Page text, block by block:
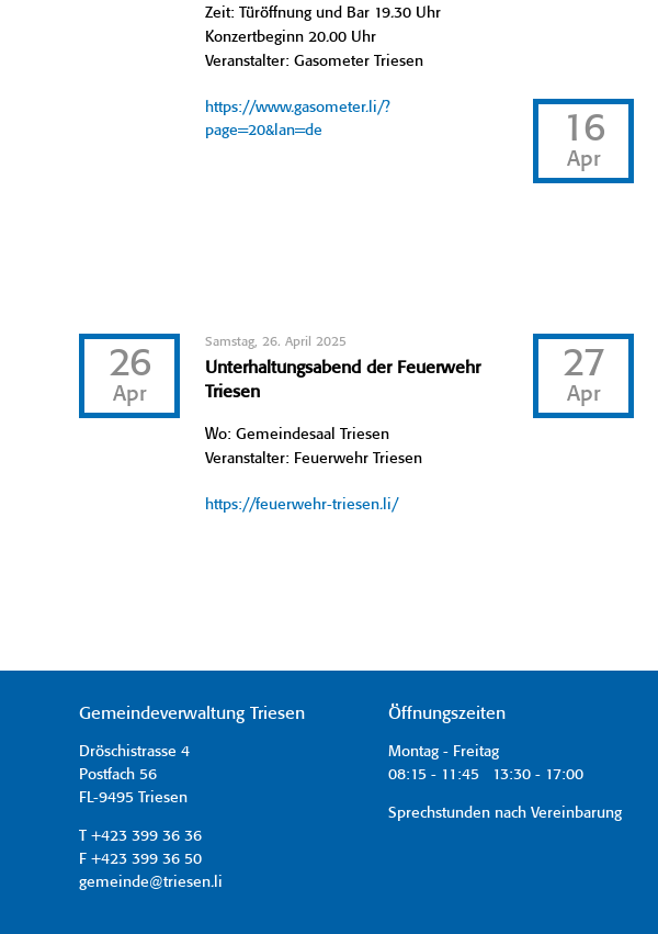
Zeit: Türöffnung und Bar 19.30 Uhr
Konzertbeginn 20.00 Uhr
Veranstalter: Gasometer Triesen
https://www.gasometer.li/?
page=20&lan=de
16
Apr
26
Apr
Samstag, 26. April 2025
Unterhaltungsabend der Feuerwehr
Triesen
Wo: Gemeindesaal Triesen
Veranstalter: Feuerwehr Triesen
https://feuerwehr-triesen.li/
27
Apr
Gemeindeverwaltung Triesen
Dröschistrasse 4
Postfach 56
FL-9495 Triesen
T +423 399 36 36
F +423 399 36 50
gemeinde@triesen.li
Öffnungszeiten
Montag - Freitag
08:15 - 11:45 13:30 - 17:00
Sprechstunden nach Vereinbarung